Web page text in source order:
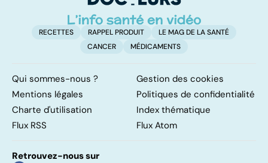
RECETTES RAPPEL PRODUIT
LE MAG DE LA SANTÉ
CANCER
MÉDICAMENTS
Qui sommes-nous ?
Gestion des cookies
Mentions légales
Politiques de confidentialité
Charte d'utilisation
Index thématique
Flux RSS
Flux Atom
Retrouvez-nous sur